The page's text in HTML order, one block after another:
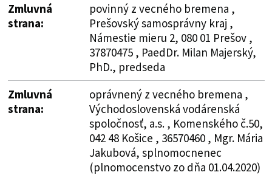
Zmluvná
strana:
povinný z vecného bremena ,
Prešovský samosprávny kraj ,
Námestie mieru 2, 080 01 Prešov ,
37870475 , PaedDr. Milan Majerský,
PhD., predseda
Zmluvná
strana:
oprávnený z vecného bremena ,
Východoslovenská vodárenská
spoločnosť, a.s. , Komenského č.50,
042 48 Košice , 36570460 , Mgr. Mária
Jakubová, splnomocnenec
(plnomocenstvo zo dňa 01.04.2020)